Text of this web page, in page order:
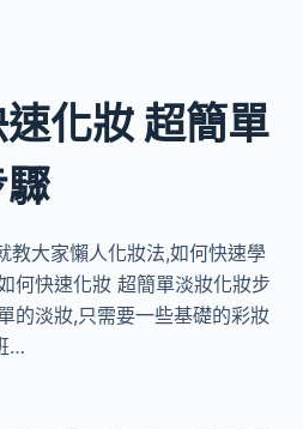
化妝 超簡單
教大家懶人化妝法,如何快速學
何快速化妝 超簡單淡妝化妝步
的淡妝,只需要一些基礎的彩妝
…